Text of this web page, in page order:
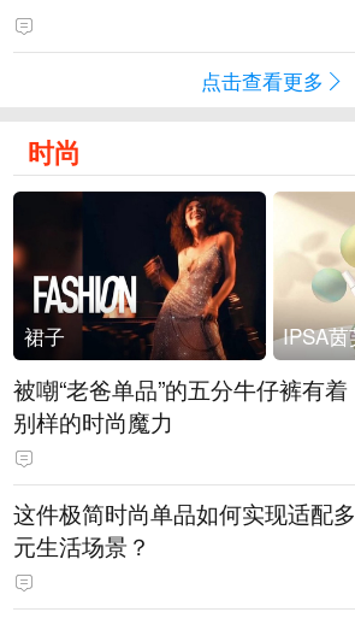
点击查看更多
时尚
裙子
被嘲“老爸单品”的五分牛仔裤有着
别样的时尚魔力
这件极简时尚单品如何实现适配多
元生活场景？